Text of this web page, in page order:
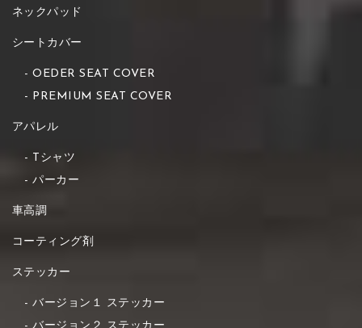
ネックパッド
シートカバー
OEDER SEAT COVER
PREMIUM SEAT COVER
アパレル
Tシャツ
パーカー
車高調
コーティング剤
ステッカー
バージョン１ ステッカー